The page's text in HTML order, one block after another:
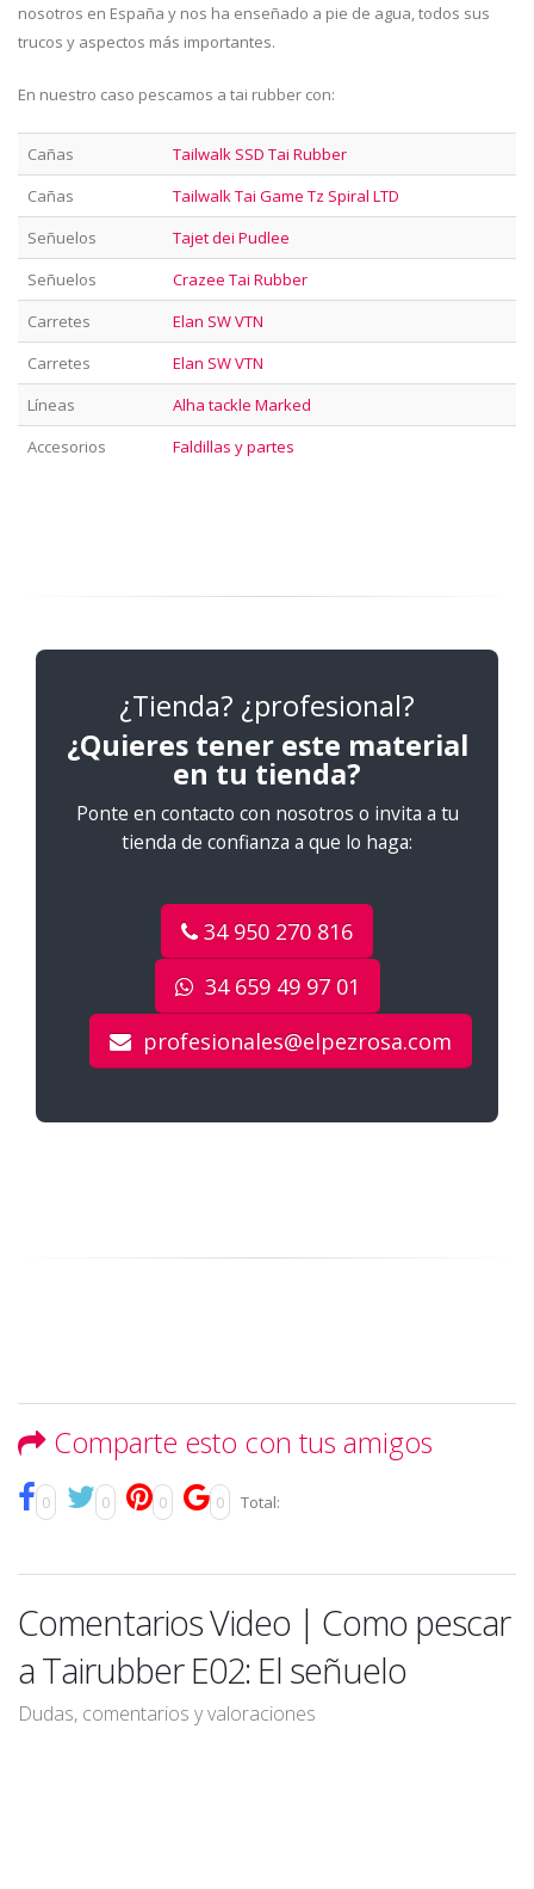
nosotros en España y nos ha enseñado a pie de agua, todos sus
trucos y aspectos más importantes.
En nuestro caso pescamos a tai rubber con:
Cañas
Tailwalk SSD Tai Rubber
Cañas
Tailwalk Tai Game Tz Spiral LTD
Señuelos
Tajet dei Pudlee
Señuelos
Crazee Tai Rubber
Carretes
Elan SW VTN
Carretes
Elan SW VTN
Líneas
Alha tackle Marked
Accesorios
Faldillas y partes
¿Tienda? ¿profesional?
¿Quieres tener este material
en tu tienda?
Ponte en contacto con nosotros o invita a tu
tienda de confianza a que lo haga:
34 950 270 816
34 659 49 97 01
profesionales@elpezrosa.com
Comparte esto con tus amigos
0 0 0 0 Total:
Comentarios Video | Como pescar
a Tairubber E02: El señuelo
Dudas, comentarios y valoraciones